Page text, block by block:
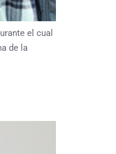
el cual
de la